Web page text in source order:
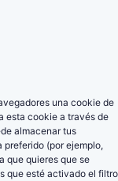
una cookie de
esta cookie a través de
almacenar tus
(por ejemplo,
que quieres que se
que esté activado el filtro